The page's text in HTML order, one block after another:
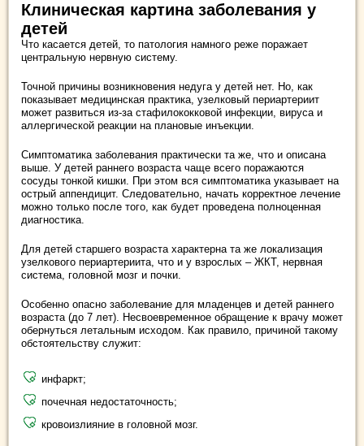
Клиническая картина заболевания у
детей
Что касается детей, то патология намного реже поражает
центральную нервную систему.
Точной причины возникновения недуга у детей нет. Но, как
показывает медицинская практика, узелковый периартериит
может развиться из-за стафилококковой инфекции, вируса и
аллергической реакции на плановые инъекции.
Симптоматика заболевания практически та же, что и описана
выше. У детей раннего возраста чаще всего поражаются
сосуды тонкой кишки. При этом вся симптоматика указывает на
острый аппендицит. Следовательно, начать корректное лечение
можно только после того, как будет проведена полноценная
диагностика.
Для детей старшего возраста характерна та же локализация
узелкового периартериита, что и у взрослых – ЖКТ, нервная
система, головной мозг и почки.
Особенно опасно заболевание для младенцев и детей раннего
возраста (до 7 лет). Несвоевременное обращение к врачу может
обернуться летальным исходом. Как правило, причиной такому
обстоятельству служит:
инфаркт;
почечная недостаточность;
кровоизлияние в головной мозг.